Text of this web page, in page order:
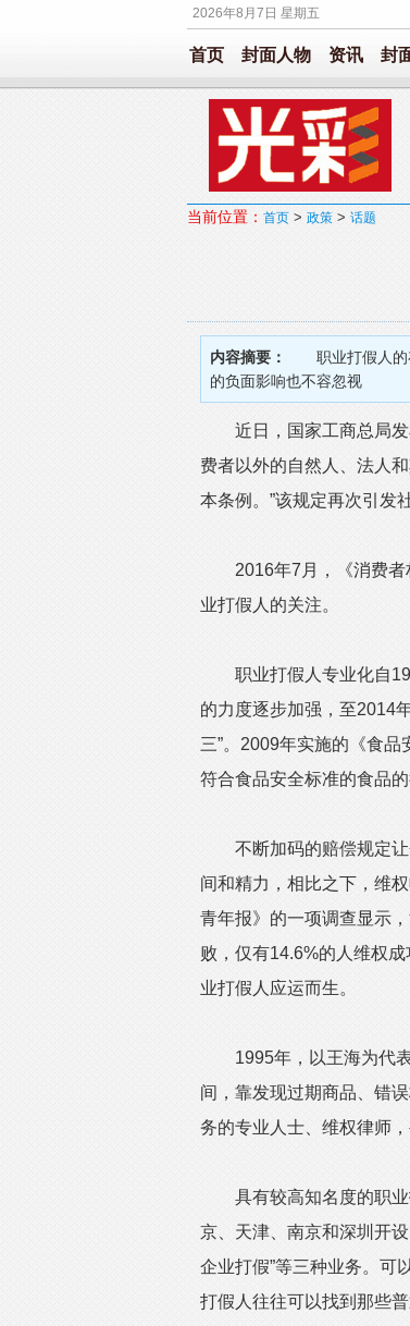
2026年8月7日 星期五
首页 封面人物 资讯 封
当前位置： 首页 > 政策 > 话题
内容摘要：
职业打假人的
的负面影响也不容忽视
近日，国家工商总局发
费者以外的自然人、法人
本条例。”该规定再次引发
2016年7月，《消费者
业打假人的关注。
职业打假人专业化自
的力度逐步加强，至2014
三”。2009年实施的《食
符合食品安全标准的食品的
不断加码的赔偿规定让
间和精力，相比之下，维
青年报》的一项调查显示
败，仅有14.6%的人维权
业打假人应运而生。
1995年，以王海为代表
间，靠发现过期商品、错
务的专业人士、维权律师，
具有较高知名度的职业
京、天津、南京和深圳开
企业打假”等三种业务。可
打假人往往可以找到那些